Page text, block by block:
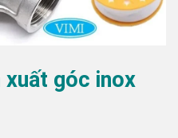
xuất góc inox